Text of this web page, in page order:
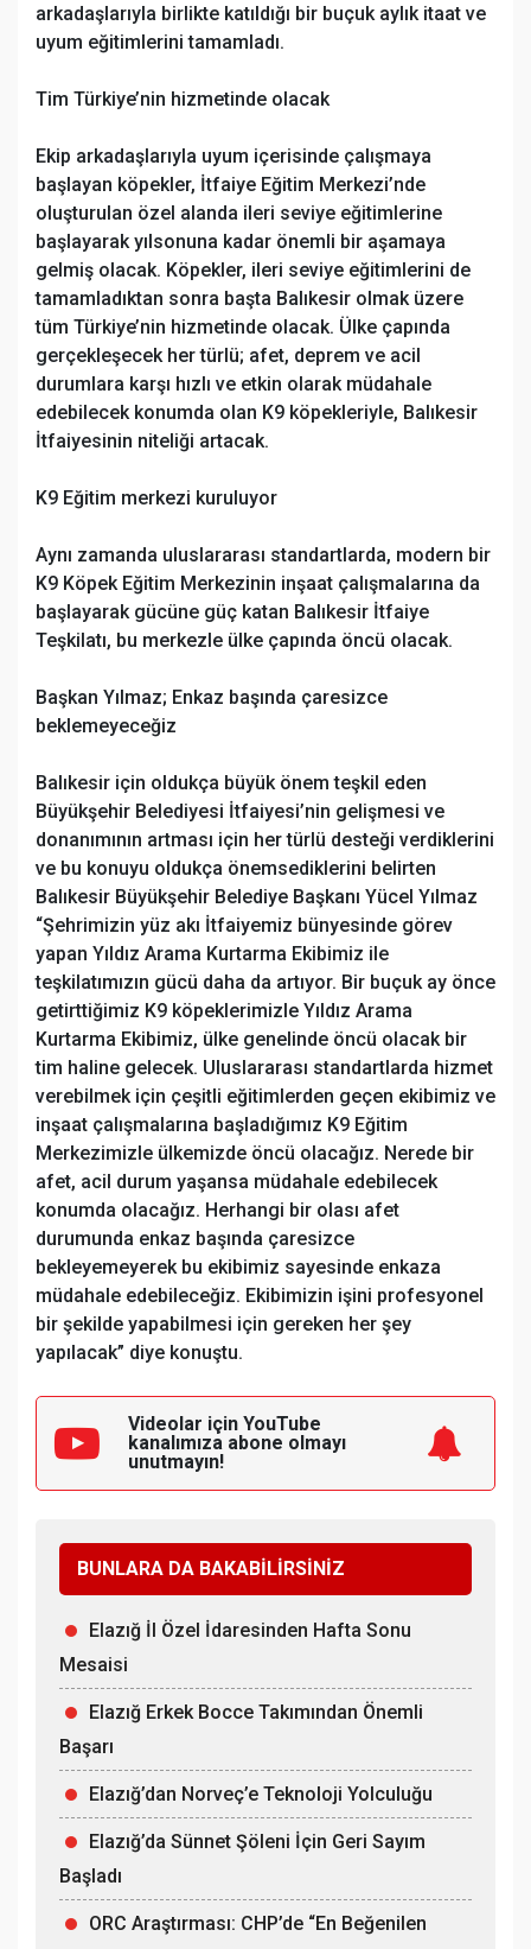
arkadaşlarıyla birlikte katıldığı bir buçuk aylık itaat ve
uyum eğitimlerini tamamladı.
Tim Türkiye’nin hizmetinde olacak
Ekip arkadaşlarıyla uyum içerisinde çalışmaya
başlayan köpekler, İtfaiye Eğitim Merkezi’nde
oluşturulan özel alanda ileri seviye eğitimlerine
başlayarak yılsonuna kadar önemli bir aşamaya
gelmiş olacak. Köpekler, ileri seviye eğitimlerini de
tamamladıktan sonra başta Balıkesir olmak üzere
tüm Türkiye’nin hizmetinde olacak. Ülke çapında
gerçekleşecek her türlü; afet, deprem ve acil
durumlara karşı hızlı ve etkin olarak müdahale
edebilecek konumda olan K9 köpekleriyle, Balıkesir
İtfaiyesinin niteliği artacak.
K9 Eğitim merkezi kuruluyor
Aynı zamanda uluslararası standartlarda, modern bir
K9 Köpek Eğitim Merkezinin inşaat çalışmalarına da
başlayarak gücüne güç katan Balıkesir İtfaiye
Teşkilatı, bu merkezle ülke çapında öncü olacak.
Başkan Yılmaz; Enkaz başında çaresizce
beklemeyeceğiz
Balıkesir için oldukça büyük önem teşkil eden
Büyükşehir Belediyesi İtfaiyesi’nin gelişmesi ve
donanımının artması için her türlü desteği verdiklerini
ve bu konuyu oldukça önemsediklerini belirten
Balıkesir Büyükşehir Belediye Başkanı Yücel Yılmaz
“Şehrimizin yüz akı İtfaiyemiz bünyesinde görev
yapan Yıldız Arama Kurtarma Ekibimiz ile
teşkilatımızın gücü daha da artıyor. Bir buçuk ay önce
getirttiğimiz K9 köpeklerimizle Yıldız Arama
Kurtarma Ekibimiz, ülke genelinde öncü olacak bir
tim haline gelecek. Uluslararası standartlarda hizmet
verebilmek için çeşitli eğitimlerden geçen ekibimiz ve
inşaat çalışmalarına başladığımız K9 Eğitim
Merkezimizle ülkemizde öncü olacağız. Nerede bir
afet, acil durum yaşansa müdahale edebilecek
konumda olacağız. Herhangi bir olası afet
durumunda enkaz başında çaresizce
bekleyemeyerek bu ekibimiz sayesinde enkaza
müdahale edebileceğiz. Ekibimizin işini profesyonel
bir şekilde yapabilmesi için gereken her şey
yapılacak” diye konuştu.
Videolar için YouTube
kanalımıza abone olmayı
unutmayın!
BUNLARA DA BAKABİLİRSİNİZ
Elazığ İl Özel İdaresinden Hafta Sonu
Mesaisi
Elazığ Erkek Bocce Takımından Önemli
Başarı
Elazığ’dan Norveç’e Teknoloji Yolculuğu
Elazığ’da Sünnet Şöleni İçin Geri Sayım
Başladı
ORC Araştırması: CHP’de “En Beğenilen